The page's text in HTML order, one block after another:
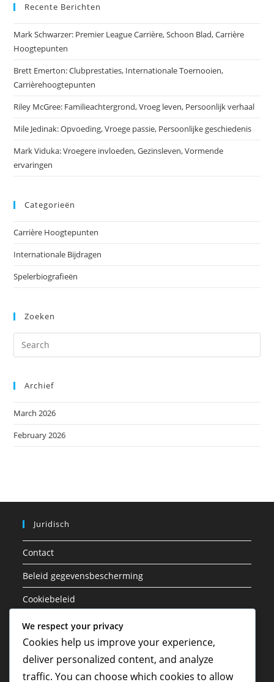
Recente Berichten
Mark Schwarzer: Premier League Carrière, Schoon Blad, Carrière
Hoogtepunten
Brett Emerton: Clubprestaties, Internationale Toernooien,
Carrièrehoogtepunten
Riley McGree: Familieachtergrond, Vroeg leven, Persoonlijk verhaal
Mile Jedinak: Opvoeding, Vroege passie, Persoonlijke geschiedenis
Mark Viduka: Vroegere invloeden, Gezinsleven, Vormende
ervaringen
Categorieën
Carrière Hoogtepunten
Internationale Bijdragen
Spelerbiografieën
Zoeken
Archief
March 2026
February 2026
Juridisch
Contact
Beleid gegevensbescherming
Cookiebeleid
Ons verhaal
Servicevoorwaarden
Zoeken
We respect your privacy
Cookies help us improve your experience,
deliver personalized content, and analyze
traffic. You can choose which cookies to allow